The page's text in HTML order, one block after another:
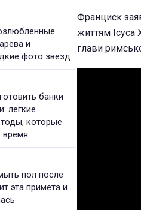
и
фото звезд
банки
легкие
которые
время
пол после
эта примета и
Франциск
життям Ісуса
глави